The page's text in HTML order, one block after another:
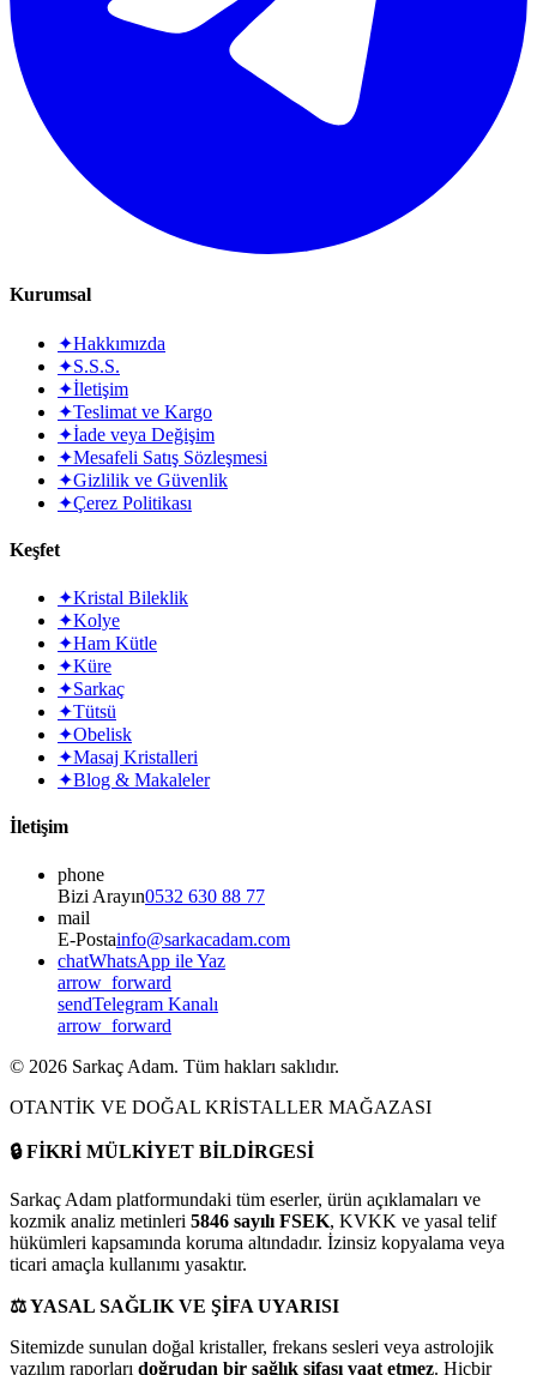
Kurumsal
✦Hakkımızda
✦S.S.S.
✦İletişim
✦Teslimat ve Kargo
✦İade veya Değişim
✦Mesafeli Satış Sözleşmesi
✦Gizlilik ve Güvenlik
✦Çerez Politikası
Keşfet
✦Kristal Bileklik
✦Kolye
✦Ham Kütle
✦Küre
✦Sarkaç
✦Tütsü
✦Obelisk
✦Masaj Kristalleri
✦Blog & Makaleler
İletişim
phone
Bizi Arayın0532 630 88 77
mail
E-Postainfo@sarkacadam.com
chatWhatsApp ile Yaz
arrow_forward
sendTelegram Kanalı
arrow_forward
© 2026 Sarkaç Adam. Tüm hakları saklıdır.
OTANTİK VE DOĞAL KRİSTALLER MAĞAZASI
🔒FİKRİ MÜLKİYET BİLDİRGESİ
Sarkaç Adam platformundaki tüm eserler, ürün açıklamaları ve
kozmik analiz metinleri 5846 sayılı FSEK, KVKK ve yasal telif
hükümleri kapsamında koruma altındadır. İzinsiz kopyalama veya
ticari amaçla kullanımı yasaktır.
⚖️YASAL SAĞLIK VE ŞİFA UYARISI
Sitemizde sunulan doğal kristaller, frekans sesleri veya astrolojik
yazılım raporları doğrudan bir sağlık şifası vaat etmez. Hiçbir